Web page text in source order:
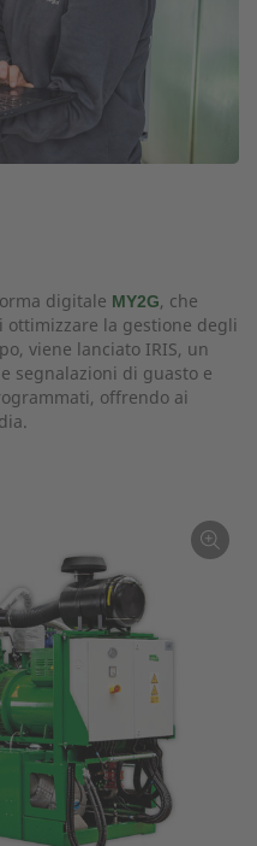
digitale MY2G, che
la gestione degli
viene lanciato IRIS, un
segnalazioni di guasto e
offrendo ai